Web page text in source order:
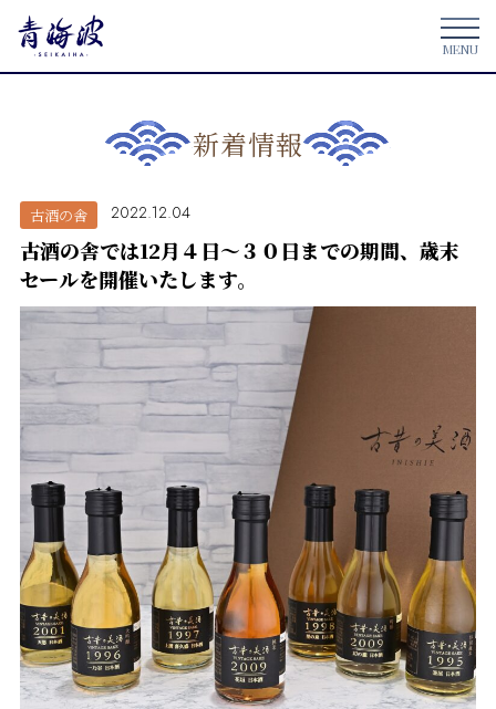
新着情報
古酒の舎 2022.12.04
古酒の舎では12月４日～３０日までの期間、歳末
セールを開催いたします。